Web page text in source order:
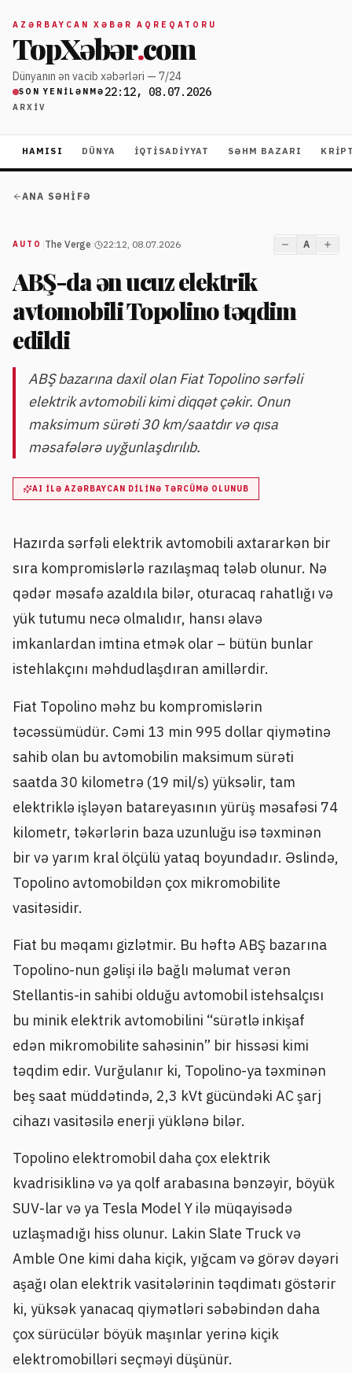
AZƏRBAYCAN XƏBƏR AQREQATORU
TopXəbər.com
Dünyanın ən vacib xəbərləri — 7/24
SON YENILƏNMƏ 22:12, 08.07.2026
ARXIV
HAMISI DÜNYA İQTISADIYYAT SƏHM BAZARI
ANA SƏHIFƏ
AUTO The Verge 22:12, 08.07.2026 A
ABŞ-da ən ucuz elektrik
avtomobili Topolino təqdim
edildi
ABŞ bazarına daxil olan Fiat Topolino sərfəli
elektrik avtomobili kimi diqqət çəkir. Onun
maksimum sürəti 30 km/saatdır və qısa
məsafələrə uyğunlaşdırılıb.
AI ILƏ AZƏRBAYCAN DILINƏ TƏRCÜMƏ OLUNUB
Hazırda sərfəli elektrik avtomobili axtararkən bir
sıra kompromislərlə razılaşmaq tələb olunur. Nə
qədər məsafə azaldıla bilər, oturacaq rahatlığı və
yük tutumu necə olmalıdır, hansı əlavə
imkanlardan imtina etmək olar – bütün bunlar
istehlakçını məhdudlaşdıran amillərdir.
Fiat Topolino məhz bu kompromislərin
təcəssümüdür. Cəmi 13 min 995 dollar qiymətinə
sahib olan bu avtomobilin maksimum sürəti
saatda 30 kilometrə (19 mil/s) yüksəlir, tam
elektriklə işləyən batareyasının yürüş məsafəsi 74
kilometr, təkərlərin baza uzunluğu isə təxminən
bir və yarım kral ölçülü yataq boyundadır. Əslində,
Topolino avtomobildən çox mikromobilite
vasitəsidir.
Fiat bu məqamı gizlətmir. Bu həftə ABŞ bazarına
Topolino-nun gəlişi ilə bağlı məlumat verən
Stellantis-in sahibi olduğu avtomobil istehsalçısı
bu minik elektrik avtomobilini “sürətlə inkişaf
edən mikromobilite sahəsinin” bir hissəsi kimi
təqdim edir. Vurğulanır ki, Topolino-ya təxminən
beş saat müddətində, 2,3 kVt gücündəki AC şarj
cihazı vasitəsilə enerji yüklənə bilər.
Topolino elektromobil daha çox elektrik
kvadrisiklinə və ya qolf arabasına bənzəyir, böyük
SUV-lar və ya Tesla Model Y ilə müqayisədə
uzlaşmadığı hiss olunur. Lakin Slate Truck və
Amble One kimi daha kiçik, yığcam və görəv dəyəri
aşağı olan elektrik vasitələrinin təqdimatı göstərir
ki, yüksək yanacaq qiymətləri səbəbindən daha
çox sürücülər böyük maşınlar yerinə kiçik
elektromobilləri seçməyi düşünür.